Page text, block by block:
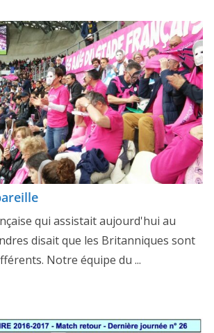
qui assistait aujourd'hui au
disait que les Britanniques sont
Notre équipe du ...